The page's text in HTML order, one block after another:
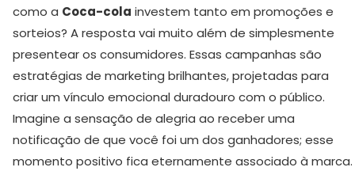
como a Coca-cola investem tanto em promoções e
sorteios? A resposta vai muito além de simplesmente
presentear os consumidores. Essas campanhas são
estratégias de marketing brilhantes, projetadas para
criar um vínculo emocional duradouro com o público.
Imagine a sensação de alegria ao receber uma
notificação de que você foi um dos ganhadores; esse
momento positivo fica eternamente associado à marca.